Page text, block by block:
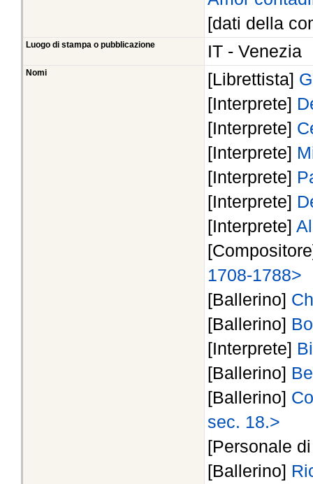
[dati della
Luogo di stampa o pubblicazione IT - Venezia
Nomi [Librettista]
[Interprete]
[Interprete]
[Interprete]
[Interprete]
[Interprete]
[Interprete]
1708-1788>
[Ballerino]
[Ballerino]
[Interprete]
[Ballerino]
[Ballerino]
sec. 18.>
[Personale
[Ballerino]